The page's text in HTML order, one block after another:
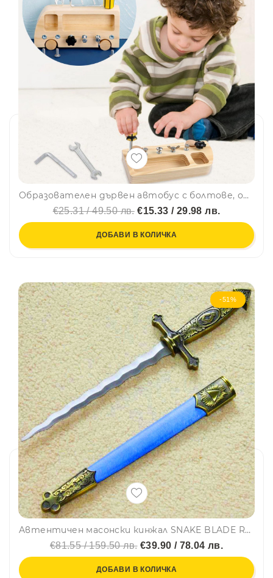
Образователен дървен автобус с болтове, отвертка, гаечен ключ и шестограм по метода на Монтесори WHH03
€25.31 / 49.50 лв.€15.33 / 29.98 лв.
ДОБАВИ В КОЛИЧКА
-51%
Aвтентичен масонски кинжал SNAKE BLADE ROYAL BLUE, 40 см
€81.55 / 159.50 лв.€39.90 / 78.04 лв.
ДОБАВИ В КОЛИЧКА